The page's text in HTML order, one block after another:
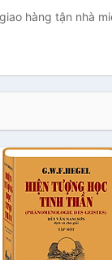
hàng tận nhà